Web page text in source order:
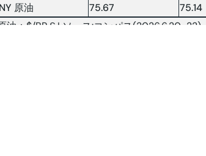
原油
75.67 75.14
油：$/BRＳLソース:コンパス(2026.6.20-22)